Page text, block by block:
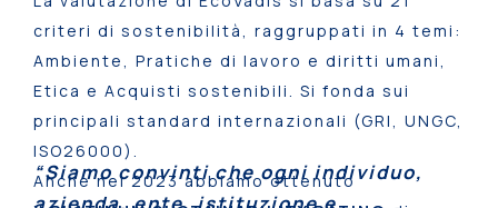
criteri di sostenibilità, raggruppati in 4 temi:
Ambiente, Pratiche di lavoro e diritti umani,
Etica e Acquisti sostenibili. Si fonda sui
principali standard internazionali (GRI, UNGC,
ISO26000).
Anche nel 2023 abbiamo ottenuto
“Siamo convinti che ogni individuo,